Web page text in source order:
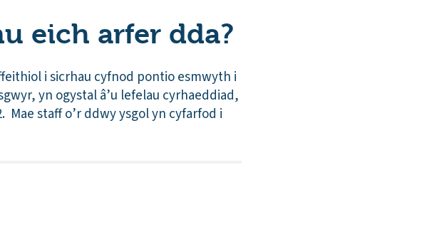
eich arfer dda?
i sicrhau cyfnod pontio esmwyth i
yn ogystal â’u lefelau cyrhaeddiad,
staff o’r ddwy ysgol yn cyfarfod i